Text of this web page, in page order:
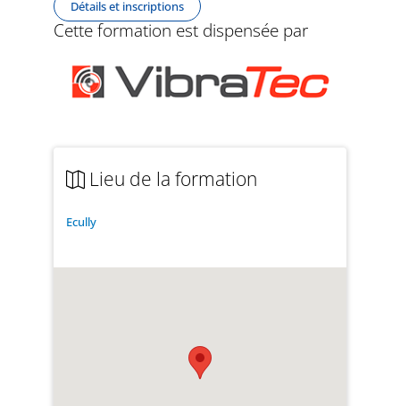
Détails et inscriptions
Cette formation est dispensée par
Lieu de la formation
Ecully